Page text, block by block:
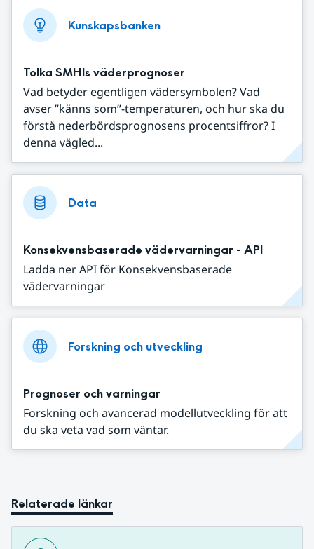
Kunskapsbanken
Tolka SMHIs väderprognoser
Vad betyder egentligen vädersymbolen? Vad
avser ”känns som”-temperaturen, och hur ska du
förstå nederbördsprognosens procentsiffror? I
denna vägled...
Data
Konsekvensbaserade vädervarningar - API
Ladda ner API för Konsekvensbaserade
vädervarningar
Forskning och utveckling
Prognoser och varningar
Forskning och avancerad modellutveckling för att
du ska veta vad som väntar.
Relaterade länkar